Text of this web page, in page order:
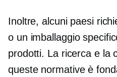
Inoltre, alcuni paesi
o un imballaggio
prodotti. La ricerca e la
queste normative è